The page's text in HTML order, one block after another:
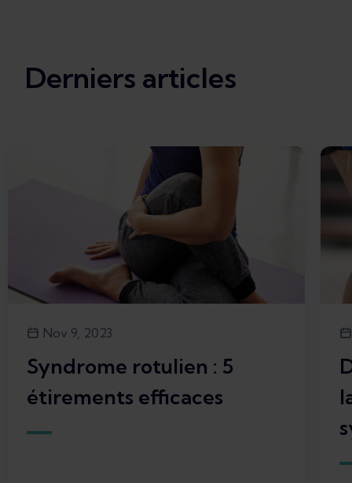
Derniers articles
Nov 9, 2023
Syndrome rotulien : 5
étirements efficaces